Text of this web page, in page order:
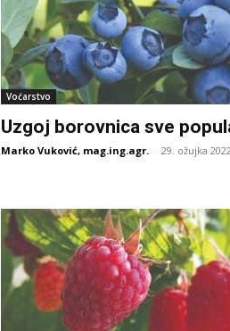
Voćarstvo
Uzgoj borovnica sve
Marko Vuković, mag.ing.agr. - 29. ožujka